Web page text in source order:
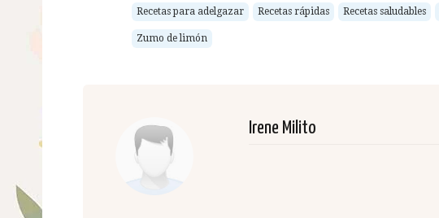
Recetas para adelgazar Recetas rápidas Recetas saludables
Zumo de limón
Irene Milito